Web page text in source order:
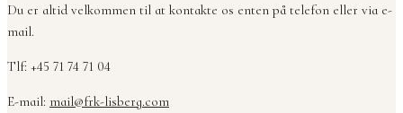
Du er altid velkommen til at kontakte os enten på telefon eller via e-
mail.
Tlf: +45 71 74 71 04
E-mail: mail@frk-lisberg.com